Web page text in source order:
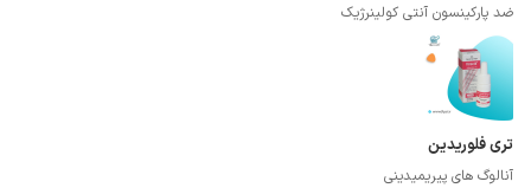
ضد پارکینسون آنتی کولینرژیک
تری فلوریدین
آنالوگ های پیریمیدینی